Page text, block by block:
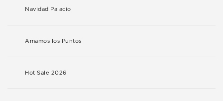
Navidad Palacio
Amamos los Puntos
Hot Sale 2026